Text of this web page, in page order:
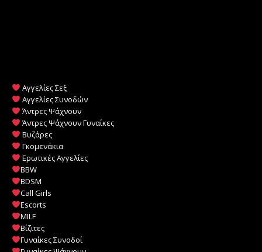
Αγγελίες Σεξ
Αγγελίες Συνοδών
Άντρες Ψάχνουν
Άντρες Ψάχνουν Γυναίκες
Βυζάρες
Γκομενάκια
Ερωτικές Αγγελίες
BBW
BDSM
Call Girls
Escorts
MILF
️Βίζιτες
Γυναίκες Συνοδοί